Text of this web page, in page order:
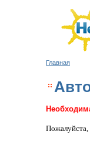
Главная
Пожалуйста,